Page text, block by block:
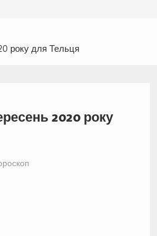
року для Тельця
2020 року